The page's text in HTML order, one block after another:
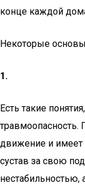
конце каждой
Некоторые
1.
Есть такие
травмоопасность.
движение и имеет
сустав за свою
нестабильностью,